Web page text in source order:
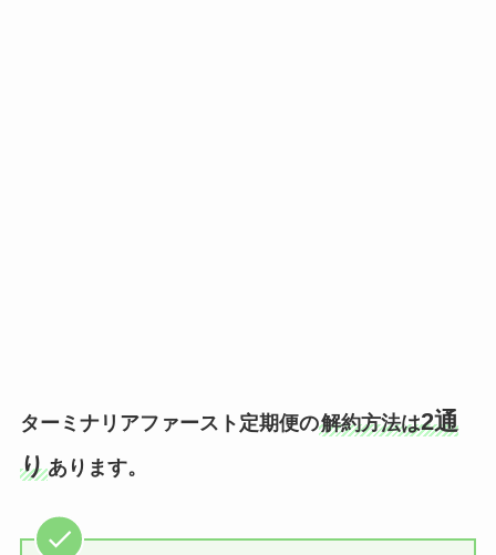
ターミナリアファースト定期便の解約方法は2通
りあります。